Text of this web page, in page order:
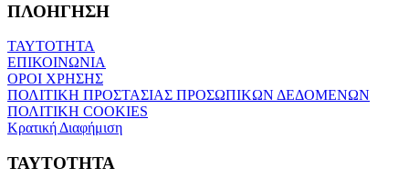
ΠΛΟΗΓΗΣΗ
ΤΑΥΤΟΤΗΤΑ
ΕΠΙΚΟΙΝΩΝΙΑ
ΟΡΟΙ ΧΡΗΣΗΣ
ΠΟΛΙΤΙΚΗ ΠΡΟΣΤΑΣΙΑΣ ΠΡΟΣΩΠΙΚΩΝ ΔΕΔΟΜΕΝΩΝ
ΠΟΛΙΤΙΚΗ COOKIES
Κρατική Διαφήμιση
ΤΑΥΤΟΤΗΤΑ